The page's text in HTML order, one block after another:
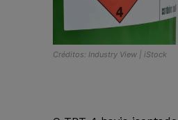
Créditos: Industry View | iStock